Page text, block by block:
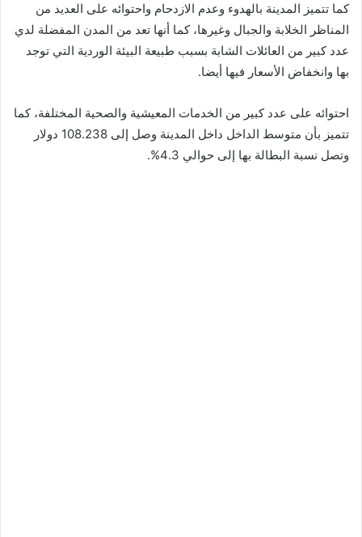
كما تتميز المدينة بالهدوء وعدم الازدحام واحتوائه على العديد من
المناظر الخلابة والجبال وغيرها، كما أنها تعد من المدن المفضلة لدي
عدد كبير من العائلات الشابة بسبب طبيعة البيئة الوردية التي توجد
بها وانخفاض الأسعار فيها أيضا.
احتوائه على عدد كبير من الخدمات المعيشية والصحية المختلفة، كما
تتميز بأن متوسط الداخل داخل المدينة وصل إلى 108.238 دولار
وتصل نسبة البطالة بها إلى حوالي 4.3%.